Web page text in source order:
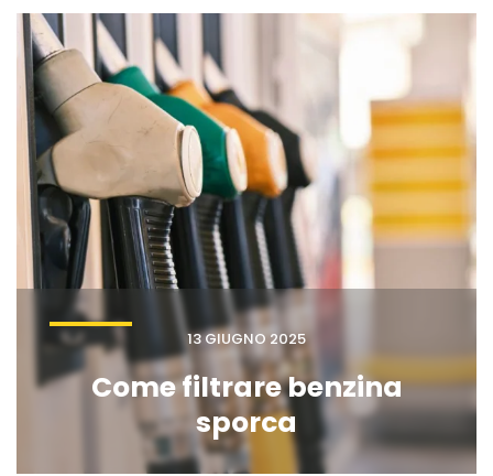
13 GIUGNO 2025
Come filtrare benzina
sporca